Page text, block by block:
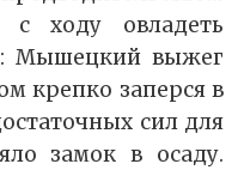
ходу овладеть
Мышецкий выжег
крепко заперся в
сил для
замок в осаду.